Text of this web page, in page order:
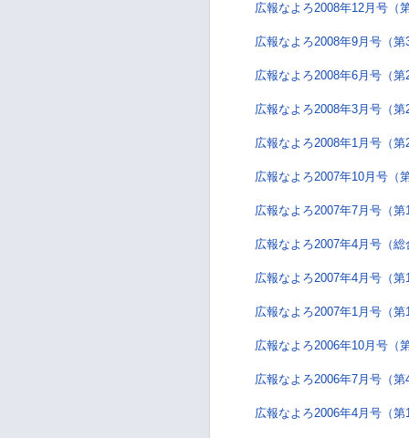
広報なよろ2008年12月号（
広報なよろ2008年9月号（第
広報なよろ2008年6月号（第
広報なよろ2008年3月号（第
広報なよろ2008年1月号（第
広報なよろ2007年10月号（
広報なよろ2007年7月号（第
広報なよろ2007年4月号（
広報なよろ2007年4月号（第
広報なよろ2007年1月号（第
広報なよろ2006年10月号（
広報なよろ2006年7月号（第
広報なよろ2006年4月号（第